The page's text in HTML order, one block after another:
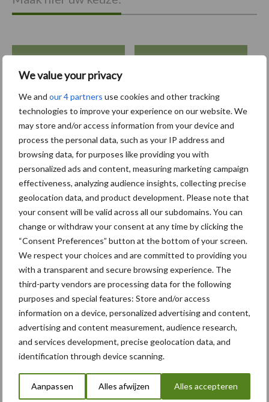
We value your privacy
We and our 4 partners use cookies and other tracking
technologies to improve your experience on our website. We
may store and/or access information from your device and
process the personal data, such as your IP address and
browsing data, for purposes like providing you with
personalized ads and content, measuring marketing campaign
effectiveness, analyzing audience insights, collecting precise
geolocation data, and product development. Please note that
your consent will be valid across all our subdomains. You can
change or withdraw your consent at any time by clicking the
“Consent Preferences” button at the bottom of your screen.
We respect your choices and are committed to providing you
with a transparent and secure browsing experience. The
third-party vendors are processing data for the following
purposes and special features: Store and/or access
information on a device, personalized advertising and content,
advertising and content measurement, audience research,
and services development, precise geolocation data, and
identification through device scanning.
Aanpassen Alles afwijzen Alles accepteren
Primaire
Sidebar
Recent nieuws Partner nieuws
6 aug
"Hoge verwachtingen van schijven
voor kouters"
5 aug
Albourgh Tyres breidt uit naar
nieuwe marktsegmenten
5 aug
Caterpillar breidt gamma
bemesting
Toon meer